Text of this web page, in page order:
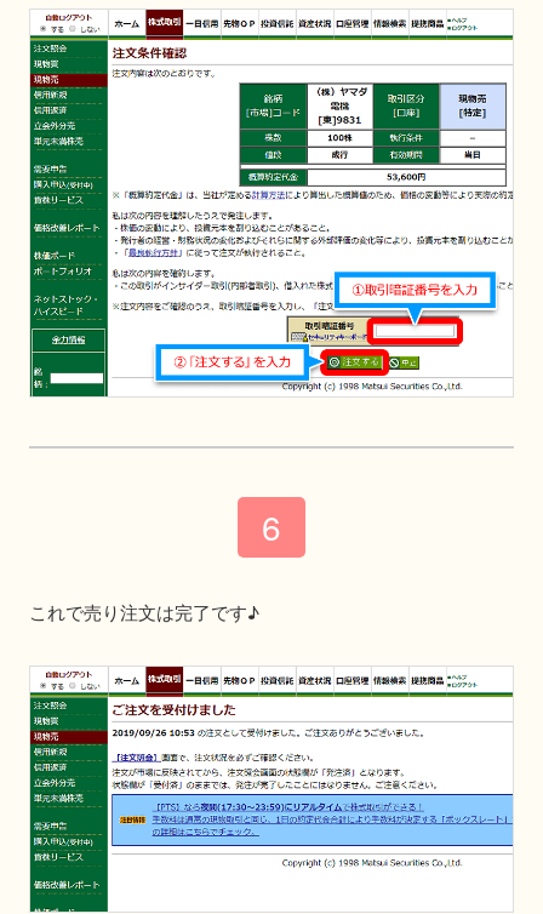
これで売り注文は完了です♪